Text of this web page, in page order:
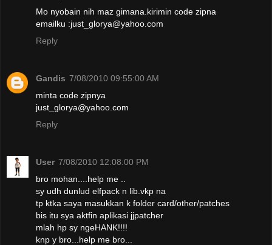
Mo nyobain nih maz gimana.kirimin code zipna
emailku :just_glorya@yahoo.com
Reply
Gandis 7/08/2010 09:55:00 AM
minta code zipnya
just_glorya@yahoo.com
Reply
User 7/08/2010 12:08:00 PM
bro mohan....help me ..
sy udh dunlud elfpack n lib.vkp na
tp ktka saya masukkan k folder card/other/patches
bis itu sya aktfin aplikasi jjpatcher
mlah hp sy ngeHANK!!!!
knp y bro...help me bro...